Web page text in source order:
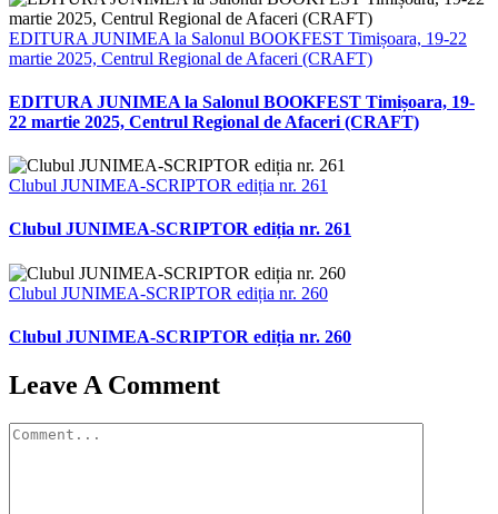
EDITURA JUNIMEA la Salonul BOOKFEST Timișoara, 19-22
martie 2025, Centrul Regional de Afaceri (CRAFT)
EDITURA JUNIMEA la Salonul BOOKFEST Timișoara, 19-
22 martie 2025, Centrul Regional de Afaceri (CRAFT)
Clubul JUNIMEA-SCRIPTOR ediția nr. 261
Clubul JUNIMEA-SCRIPTOR ediția nr. 261
Clubul JUNIMEA-SCRIPTOR ediția nr. 260
Clubul JUNIMEA-SCRIPTOR ediția nr. 260
Leave A Comment
Comment